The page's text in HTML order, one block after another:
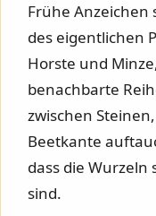
Frühe Anzeichen
des eigentlichen
Horste und
benachbarte
zwischen
Beetkante
dass die
sind.